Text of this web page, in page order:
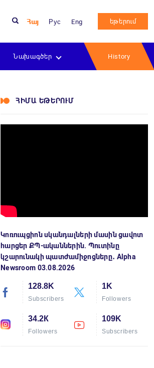
Հայ Рус Eng եթերում
Նախագծեր History
ՀԻՄԱ ԵԹԵՐՈՒՄ
Կոռուպցիոն սկանդալների մասին ցավոտ
հարցեր ՔՊ-ականներին. Պուտինը
կշարունակի պատժամիջոցները․ Alpha
Newsroom 03.08.2026
128.8K
Subscribers
1K
Followers
34.2К
Followers
109K
Subscribers